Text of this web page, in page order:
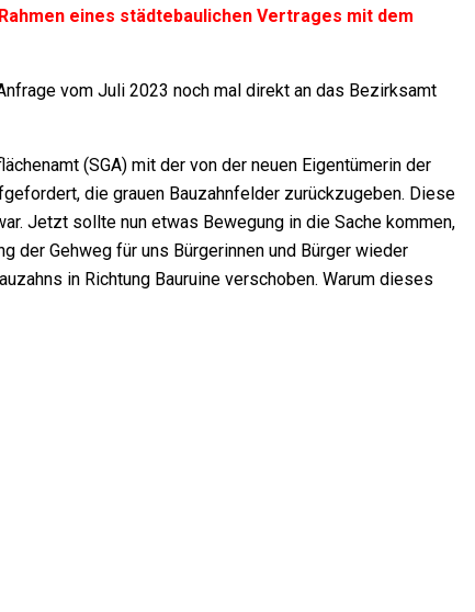
eines städtebaulichen Vertrages mit dem
vom Juli 2023 noch mal direkt an das Bezirksamt
(SGA) mit der von der neuen Eigentümerin der
die grauen Bauzahnfelder zurückzugeben. Diese
Jetzt sollte nun etwas Bewegung in die Sache kommen,
der Gehweg für uns Bürgerinnen und Bürger wieder
in Richtung Bauruine verschoben. Warum dieses